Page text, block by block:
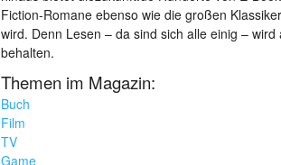
Fiction-Romane ebenso wie die großen
wird. Denn Lesen – da sind sich alle einig –
behalten.
Themen im Magazin:
Buch
Film
TV
Game